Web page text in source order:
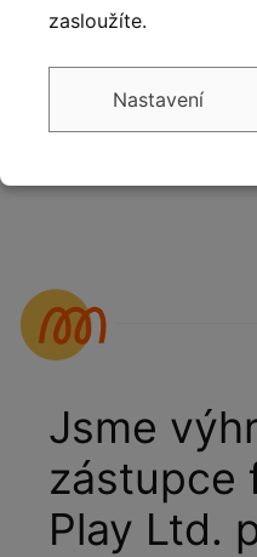
Parkourová
Jsme
zástupce
Play Ltd.
zasloužíte.
Nastavení